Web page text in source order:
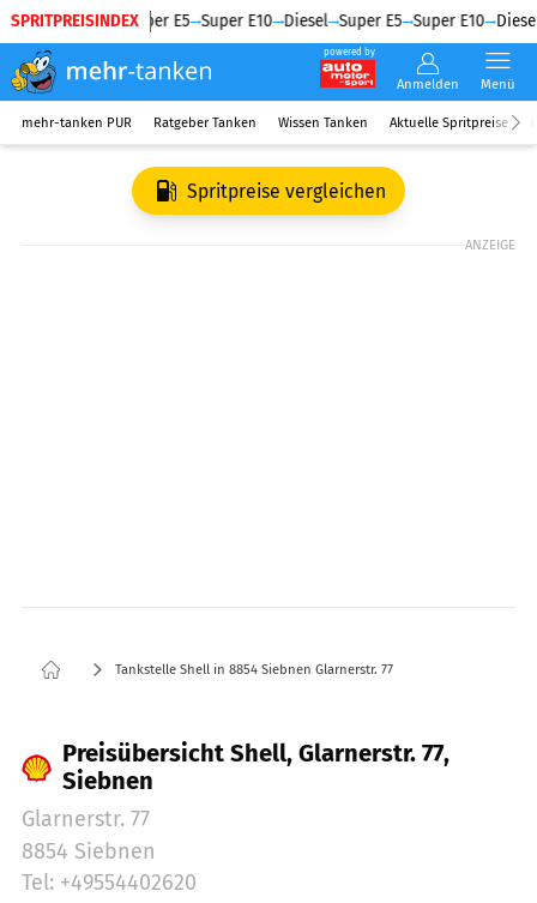
SPRITPREISINDEX
Diesel Super E5 Super E10 Diesel Super E5 Super E10 Diesel
powered by
Anmelden Menü
mehr-tanken PUR Ratgeber Tanken Wissen Tanken Aktuelle Spritpreise
Spritpreise vergleichen
ANZEIGE
Tankstelle Shell in 8854 Siebnen Glarnerstr. 77
Preisübersicht Shell, Glarnerstr. 77,
Siebnen
Glarnerstr. 77
8854 Siebnen
Tel: +49554402620